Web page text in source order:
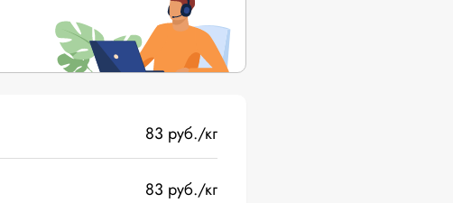
83 руб./кг
83 руб./кг